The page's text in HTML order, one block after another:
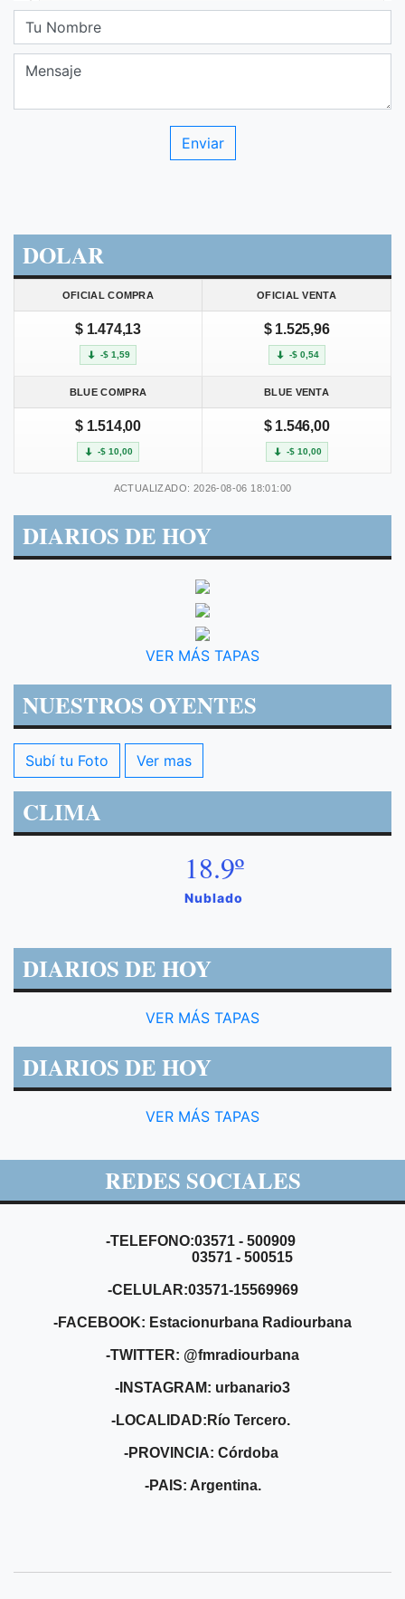
DOLAR
OFICIAL COMPRA OFICIAL VENTA
$ 1.474,13
-$ 1,59
$ 1.525,96
-$ 0,54
BLUE COMPRA BLUE VENTA
$ 1.514,00
-$ 10,00
$ 1.546,00
-$ 10,00
ACTUALIZADO: 2026-08-06 18:01:00
DIARIOS DE HOY
VER MÁS TAPAS
NUESTROS OYENTES
Subí tu Foto Ver mas
CLIMA
18.9º
Nublado
DIARIOS DE HOY
VER MÁS TAPAS
DIARIOS DE HOY
VER MÁS TAPAS
REDES SOCIALES
-TELEFONO:03571 - 500909
03571 - 500515
-CELULAR:03571-15569969
-FACEBOOK: Estacionurbana Radiourbana
-TWITTER: @fmradiourbana
-INSTAGRAM: urbanario3
-LOCALIDAD:Río Tercero.
-PROVINCIA: Córdoba
-PAIS: Argentina.